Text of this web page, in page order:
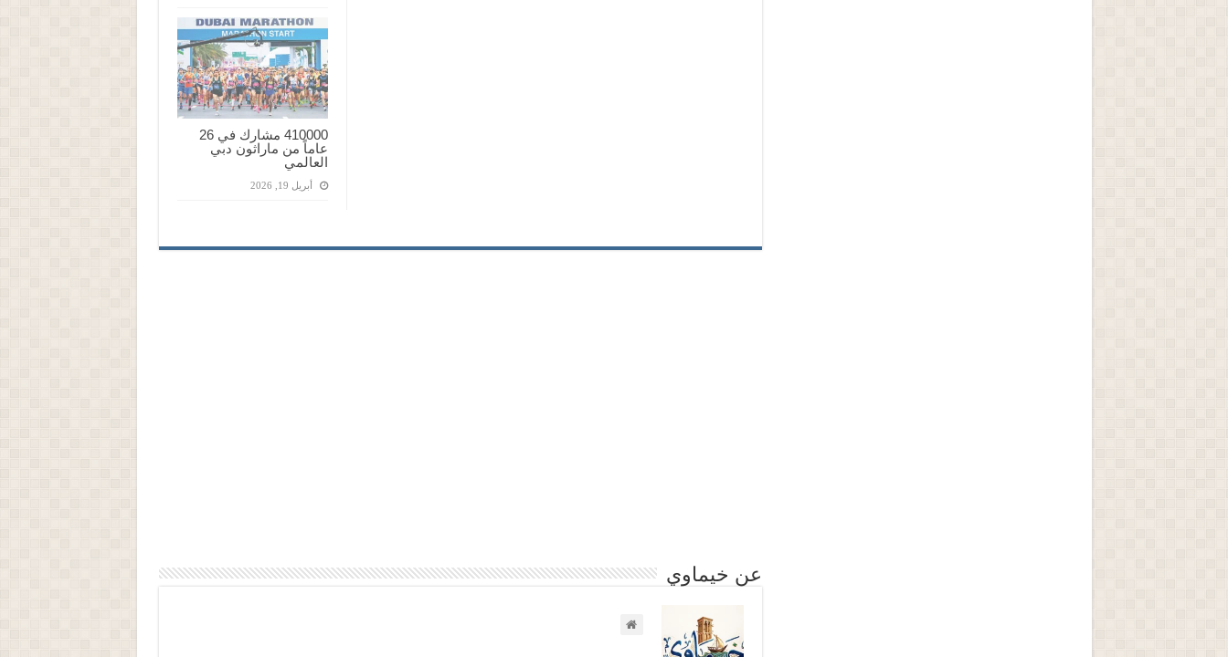
410000 مشارك في 26
عاماً من ماراثون دبي
العالمي
أبريل 19, 2026
عن خيماوي